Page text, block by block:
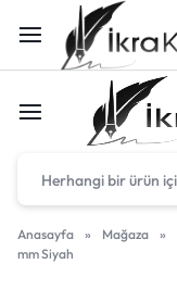
Anasayfa » Mağaza »
mm Siyah